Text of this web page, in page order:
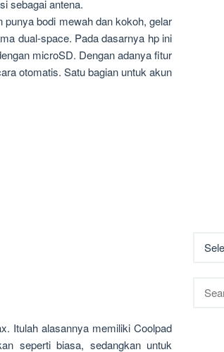
sebagai antena.
bodi mewah dan kokoh, gelar
dual-space. Pada dasarnya hp ini
microSD. Dengan adanya fitur
otomatis. Satu bagian untuk akun
Itulah alasannya memiliki Coolpad
seperti biasa, sedangkan untuk
for: